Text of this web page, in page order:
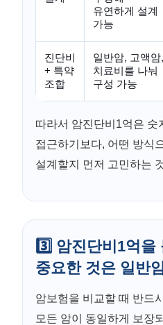
유연하게 설계
가능
진단비
+ 특약
조합
일반암, 고액암,
치료비를 나눠
구성 가능
따라서 암진단비1억은 숫
접근하기보다, 어떤 방식
설계할지 먼저 고민하는
3️⃣ 암진단비1억을
중요한 것은 일반
암보험을 비교할 때 반드
모든 암이 동일하게 보장